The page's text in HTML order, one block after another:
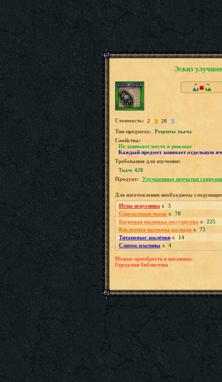
Эскиз
Стоимость: 2
20
Tип предмета:
Рецепты ткача
Свойства:
Не занимает место в рюкзаке
Каждый предмет занимает отдельную
Требования для изучения:
Ткач: 420
Продукт:
Улучшенные перчатки
Для изготовления необходимы
Иглы искусника x
3
Саргассовая тканьx
70
Багровая вытяжка могущества x
225
Кислотная вытяжка распада x
75
Титановые заклёпкиx
14
Слиток платиныx 4
Можно приобрести в магазинах:
Городская библиотека